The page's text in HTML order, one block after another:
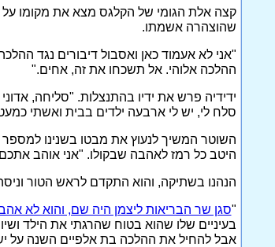
קצה אלת הגומי של הקלגס מצא את מקומו על
שהוצהרה אשמתו.
"אני לא אעמוד כאן ואסבול דיבורים נגד
ההלכה אלוהי. אל תשכחו את זה, אחים."
ידידיה פרש את ידיו בהתנצלות. "סליחה,
סלח לי, יש לי ארבעה ילדים בבית ואשתי
השוטר המשיך לנעוץ את מבטו בשנינו
היטב כל רמז לאהבה שבקולו. "אני אוהב
הנהנו בשתיקה, והוא התקדם לראש הטור
"סגן שר הבריאות ליצמן היה שם, והוא לא
בעיניים שלו שהוא בטוח שהרגתי את הילד
אבל להחיל את ההלכה בת אלפיים השנה על